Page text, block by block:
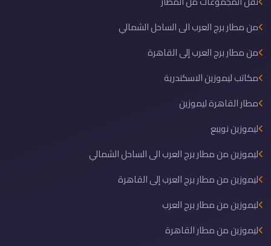
من مطار برج العرب الى الساحل الشمالي
من مطار برج العرب إلى القاهرة
مكاتب ليموزين الاسكندرية
مطار القاهرة ليموزين
ليموزين نويبع
ليموزين من مطار برج العرب الى الساحل الشمالي
ليموزين من مطار برج العرب إلى القاهرة
ليموزين من مطار برج العرب
ليموزين من مطار القاهرة